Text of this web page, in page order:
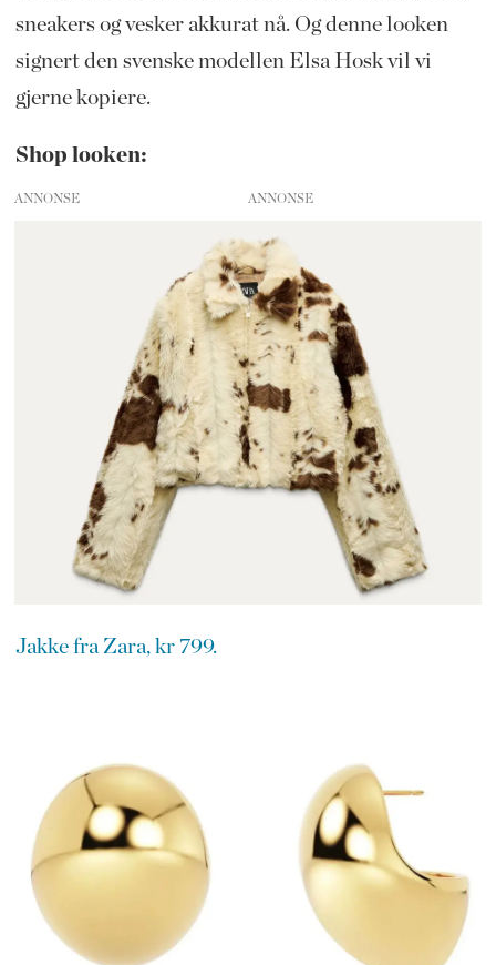
sneakers og vesker akkurat nå. Og denne looken
signert den svenske modellen Elsa Hosk vil vi
gjerne kopiere.
Shop looken:
ANNONSE
Jakke fra Zara, kr 799.